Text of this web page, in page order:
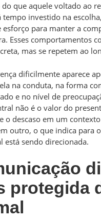
que aquele voltado ao
tempo investido na
esforço para manter a
Esses comportamentos
mas se repetem ao
dificilmente aparece
na conduta, na forma
e no nível de
não é o valor do
o descaso em um
outro, o que indica para
está sendo direcionada.
protegida